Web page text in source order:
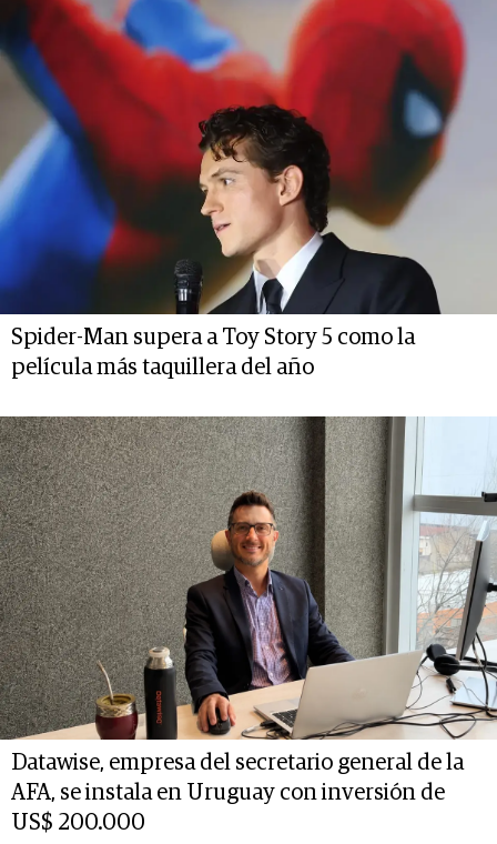
Spider-Man supera a Toy Story 5 como la
película más taquillera del año
Datawise, empresa del secretario general de la
AFA, se instala en Uruguay con inversión de
US$ 200.000